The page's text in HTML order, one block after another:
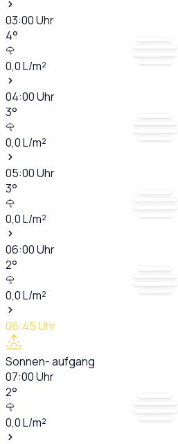
03:00Uhr
4°
0,0L/m²
04:00Uhr
3°
0,0L/m²
05:00Uhr
3°
0,0L/m²
06:00Uhr
2°
0,0L/m²
06:45Uhr
Sonnen- aufgang
07:00Uhr
2°
0,0L/m²